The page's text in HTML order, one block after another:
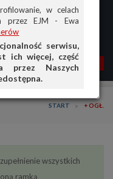
w celach
przez EJM - Ewa
serwisu,
ich więcej, część
przez Naszych
MOJA AG
START + OGŁ.
wszystkich
ramką